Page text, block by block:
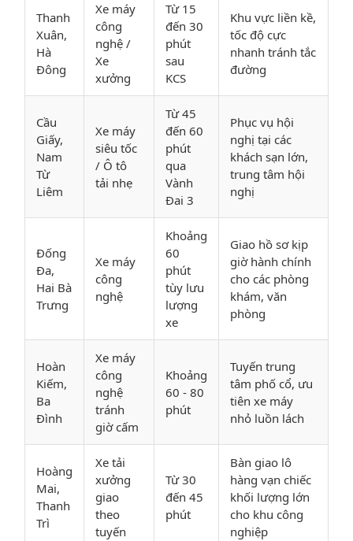
Thanh
Xuân,
Hà
Đông
Xe máy
công
nghệ /
Xe
xưởng
Từ 15
đến 30
phút
sau
KCS
Khu vực liền kề,
tốc độ cực
nhanh tránh tắc
đường
Cầu
Giấy,
Nam
Từ
Liêm
Xe máy
siêu tốc
/ Ô tô
tải nhẹ
Từ 45
đến 60
phút
qua
Vành
Đai 3
Phục vụ hội
nghị tại các
khách sạn lớn,
trung tâm hội
nghị
Đống
Đa,
Hai Bà
Trưng
Xe máy
công
nghệ
Khoảng
60
phút
tùy lưu
lượng
xe
Giao hồ sơ kịp
giờ hành chính
cho các phòng
khám, văn
phòng
Hoàn
Kiếm,
Ba
Đình
Xe máy
công
nghệ
tránh
giờ cấm
Khoảng
60 - 80
phút
Tuyến trung
tâm phố cổ, ưu
tiên xe máy
nhỏ luồn lách
Hoàng
Mai,
Thanh
Trì
Xe tải
xưởng
giao
theo
tuyến
Từ 30
đến 45
phút
Bàn giao lô
hàng vạn chiếc
khối lượng lớn
cho khu công
nghiệp